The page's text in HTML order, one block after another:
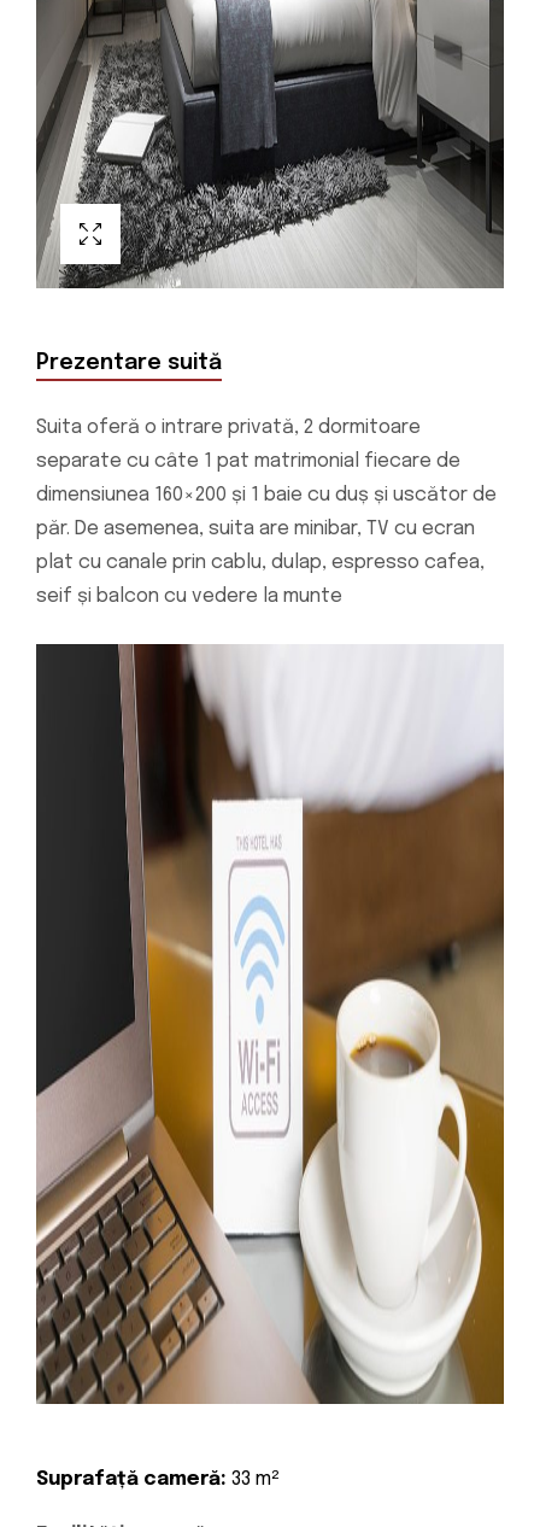
Prezentare suită
Suita oferă o intrare privată, 2 dormitoare
separate cu câte 1 pat matrimonial fiecare de
dimensiunea 160×200 și 1 baie cu duș și uscător de
păr. De asemenea, suita are minibar, TV cu ecran
plat cu canale prin cablu, dulap, espresso cafea,
seif și balcon cu vedere la munte
Suprafață cameră: 33 m²